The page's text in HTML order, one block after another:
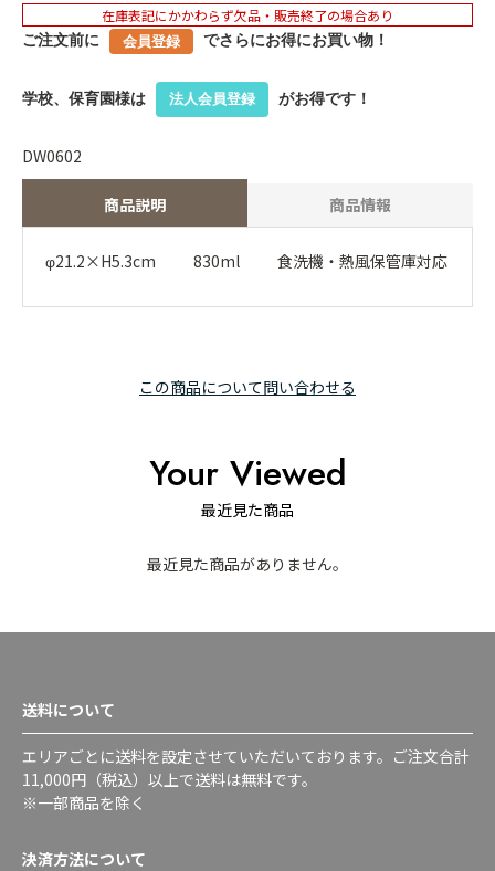
在庫表記にかかわらず欠品・販売終了の場合あり
ご注文前に 会員登録 でさらにお得にお買い物！
学校、保育園様は 法人会員登録 がお得です！
商品説明 商品情報
φ21.2×H5.3cm 830ml 食洗機・熱風保管庫対応
この商品について問い合わせる
DW0602
Your Viewed
最近見た商品
最近見た商品がありません。
送料について
エリアごとに送料を設定させていただいております。ご注文合計
11,000円（税込）以上で送料は無料です。
※一部商品を除く
決済方法について